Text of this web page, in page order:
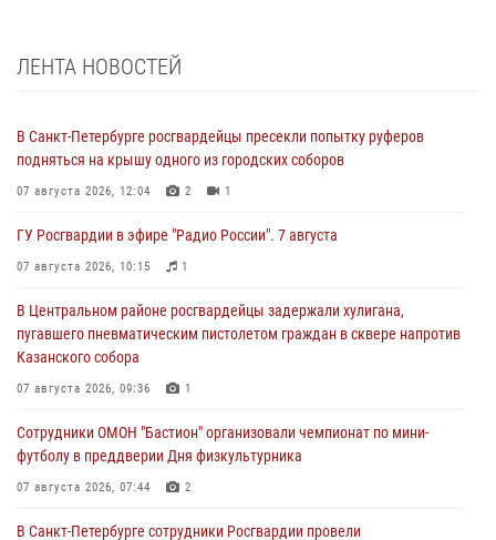
ЛЕНТА НОВОСТЕЙ
В Санкт-Петербурге росгвардейцы пресекли попытку руферов
подняться на крышу одного из городских соборов
07 августа 2026, 12:04 2 1
ГУ Росгвардии в эфире "Радио России". 7 августа
07 августа 2026, 10:15 1
В Центральном районе росгвардейцы задержали хулигана,
пугавшего пневматическим пистолетом граждан в сквере напротив
Казанского собора
07 августа 2026, 09:36 1
Сотрудники ОМОН "Бастион" организовали чемпионат по мини-
футболу в преддверии Дня физкультурника
07 августа 2026, 07:44 2
В Санкт-Петербурге сотрудники Росгвардии провели